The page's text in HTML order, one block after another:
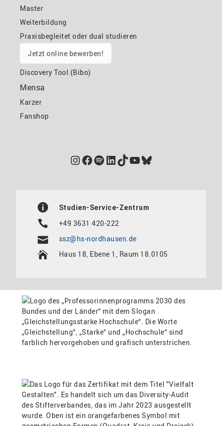
Master
Weiterbildung
Praxisbegleitet oder dual studieren
Jetzt online bewerben!
Discovery Tool (Bibo)
Mensa
Karzer
Fanshop
Instagram
Facebook
Spotify
LinkedIn
TikTok
YouTube
Bluesky
Studien-Service-Zentrum
+49 3631 420-222
ssz@hs-nordhausen.de
Haus 18, Ebene 1, Raum 18.0105